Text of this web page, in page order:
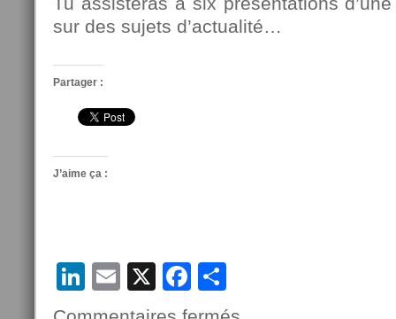
sur des sujets d’actualité…
Partager :
J’aime ça :
LinkedIn
Email
X Facebook